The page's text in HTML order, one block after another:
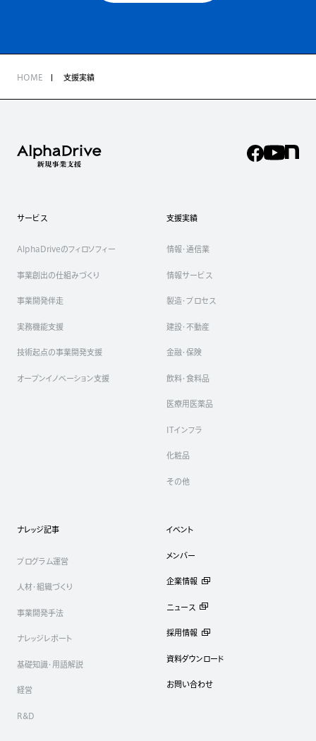
HOME 支援実績
サービス
AlphaDriveのフィロソフィー
事業創出の仕組みづくり
事業開発伴走
実務機能支援
技術起点の事業開発支援
オープンイノベーション支援
支援実績
情報・通信業
情報サービス
製造・プロセス
建設・不動産
金融・保険
飲料・食料品
医療用医薬品
ITインフラ
化粧品
その他
ナレッジ記事
プログラム運営
人材・組織づくり
事業開発手法
ナレッジレポート
基礎知識・用語解説
経営
R&D
イベント
メンバー
企業情報
ニュース
採用情報
資料ダウンロード
お問い合わせ